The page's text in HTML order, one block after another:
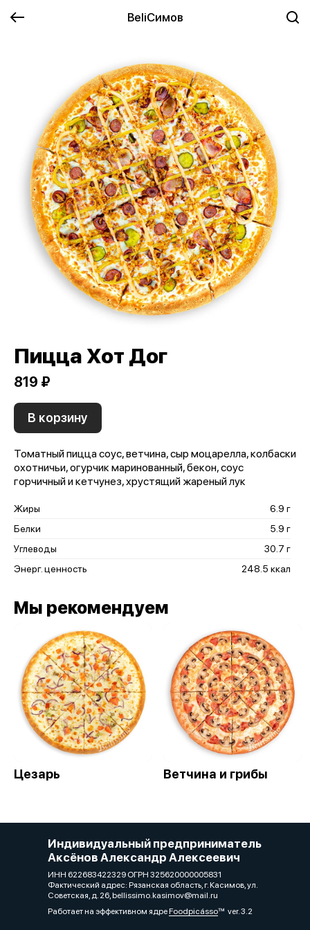
BeliСимов
Пицца Хот Дог
819 ₽
В корзину
Томатный пицца соус, ветчина, сыр моцарелла, колбаски
охотничьи, огурчик маринованный, бекон, соус
горчичный и кетчунез, хрустящий жареный лук
Жиры
6.9 г
Белки
5.9 г
Углеводы
30.7 г
Энерг. ценность
248.5 ккал
Мы рекомендуем
Цезарь Ветчина и грибы
Индивидуальный предприниматель
Аксёнов Александр Алексеевич
ИНН 622683422329 ОГРН 325620000005831
Фактический адрес: Рязанская область, г. Касимов, ул.
Советская, д. 26, bellissimo.kasimov@mail.ru
Работает на эффективном ядреFoodpicássover. 3.2